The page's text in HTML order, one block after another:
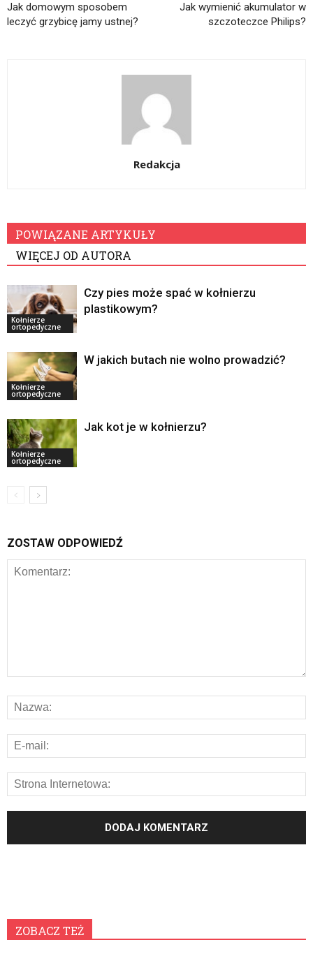
Jak domowym sposobem
leczyć grzybicę jamy ustnej?
Jak wymienić akumulator w
szczoteczce Philips?
Redakcja
POWIĄZANE ARTYKUŁY
WIĘCEJ OD AUTORA
Kołnierze
ortopedyczne
Czy pies może spać w kołnierzu
plastikowym?
Kołnierze
ortopedyczne
W jakich butach nie wolno prowadzić?
Kołnierze
ortopedyczne
Jak kot je w kołnierzu?
ZOSTAW ODPOWIEDŹ
ZOBACZ TEŻ